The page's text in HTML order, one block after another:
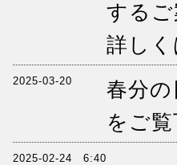
するご
詳しく
2025-03-20
春分
をご覧
2025-02-24 6:40